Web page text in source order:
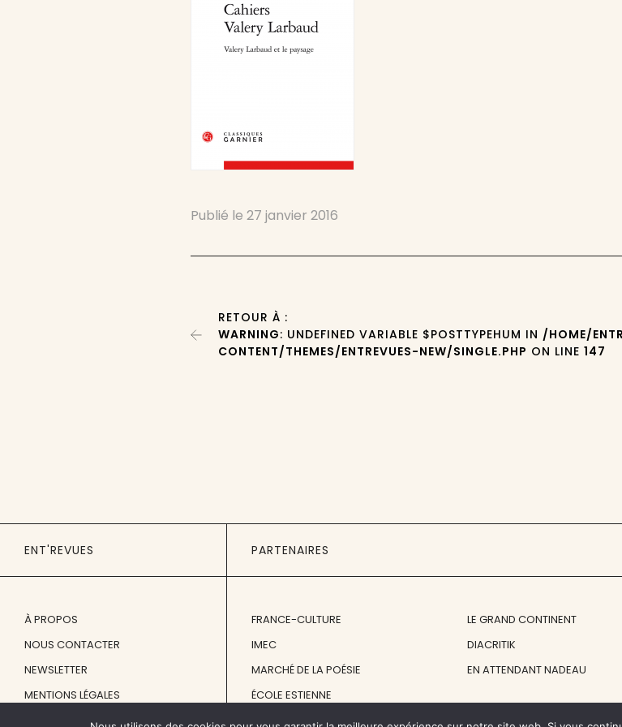
Publié le27 janvier 2016
RETOUR À :
WARNING: UNDEFINED VARIABLE $POSTTYPEHUM IN /HOME/
CONTENT/THEMES/ENTREVUES-NEW/SINGLE.PHP ON LINE147
ENT'REVUES
À PROPOS
NOUS CONTACTER
NEWSLETTER
MENTIONS LÉGALES
PARTENAIRES
FRANCE-CULTURE
IMEC
MARCHÉ DE LA POÉSIE
ÉCOLE ESTIENNE
LE GRAND CONTINENT
DIACRITIK
EN ATTENDANT NADEAU